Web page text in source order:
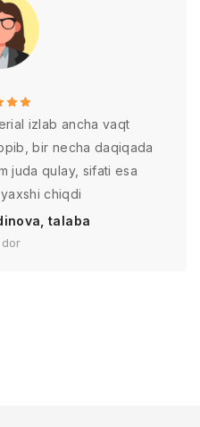
izlab ancha vaqt
bir necha daqiqada
juda qulay, sifati esa
chiqdi
talaba